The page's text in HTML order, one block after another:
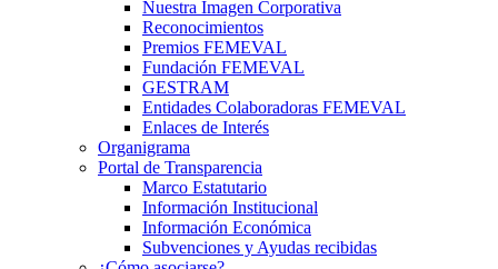
Nuestra Imagen Corporativa
Reconocimientos
Premios FEMEVAL
Fundación FEMEVAL
GESTRAM
Entidades Colaboradoras FEMEVAL
Enlaces de Interés
Organigrama
Portal de Transparencia
Marco Estatutario
Información Institucional
Información Económica
Subvenciones y Ayudas recibidas